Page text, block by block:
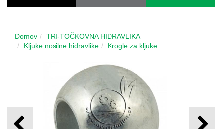
Domov
TRI-TOČKOVNA HIDRAVLIKA
Kljuke nosilne hidravlike
Krogle za kljuke